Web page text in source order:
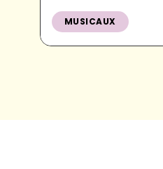
MUSICAUX